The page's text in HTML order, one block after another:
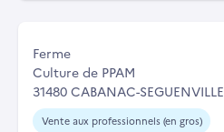
Ferme
Culture de PPAM
31480 CABANAC-SEGUENVILLE
Vente aux professionnels (en gros)